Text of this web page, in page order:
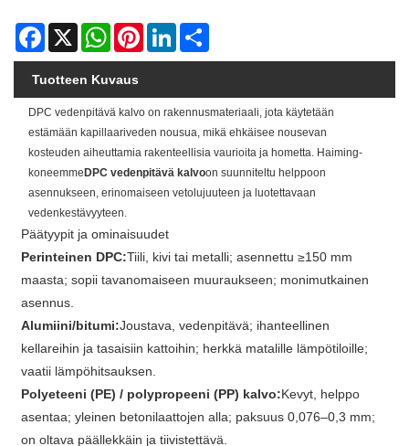
Facebook
X WhatsAppPinterestLinkedIn
Tuotteen Kuvaus
DPC vedenpitävä kalvo on rakennusmateriaali, jota käytetään
estämään kapillaariveden nousua, mikä ehkäisee nousevan
kosteuden aiheuttamia rakenteellisia vaurioita ja hometta. Haiming-
koneemmeDPC vedenpitävä kalvoon suunniteltu helppoon
asennukseen, erinomaiseen vetolujuuteen ja luotettavaan
vedenkestävyyteen.
Päätyypit ja ominaisuudet
Perinteinen DPC:Tiili, kivi tai metalli; asennettu ≥150 mm
maasta; sopii tavanomaiseen muuraukseen; monimutkainen
asennus.
Alumiini/bitumi:Joustava, vedenpitävä; ihanteellinen
kellareihin ja tasaisiin kattoihin; herkkä matalille lämpötiloille;
vaatii lämpöhitsauksen.
Polyeteeni (PE) / polypropeeni (PP) kalvo:Kevyt, helppo
asentaa; yleinen betonilaattojen alla; paksuus 0,076–0,3 mm;
on oltava päällekkäin ja tiivistettävä.